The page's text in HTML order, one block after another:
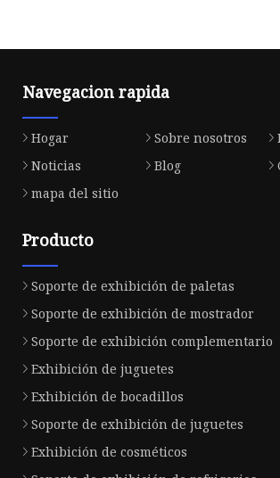
Navegacion rapida
Hogar Sobre nosotros
Noticias
Blog
mapa del sitio
Producto
Soporte de exhibición de paletas
Soporte de exhibición de mostrador
Soporte de exhibición complementario
Exhibición de juguetes
Exhibición de bocadillos
Soporte de exhibición de juguetes
Exhibición de cosméticos